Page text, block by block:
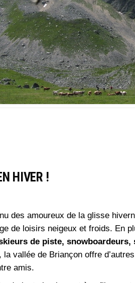
HIVER !
des amoureux de la glisse
de loisirs neigeux et froids. En
de piste, snowboardeurs,
la vallée de Briançon offre
amis.